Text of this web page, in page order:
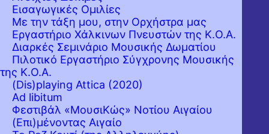
Εισαγωγικές Ομιλίες
Με την τάξη μου, στην Ορχήστρα μας
Εργαστήριo Χάλκινων Πνευστών της Κ.Ο.Α.
Διαρκές Σεμινάριο Μουσικής Δωματίου
Πιλοτικό Εργαστήριο Σύγχρονης Μουσικής
της Κ.Ο.Α.
(Dis)playing Attica (2020)
Ad libitum
Φεστιβάλ «ΜουσιΚώς» Νοτίου Αιγαίου
(Επι)μένοντας Αιγαίο
Συμφωνικές Συναυλίες
Έτος Μπετόβεν, συναυλία στα
Τρίκαλα
Κυρ. 20 Σεπτεμβρίου 2026, 20:30